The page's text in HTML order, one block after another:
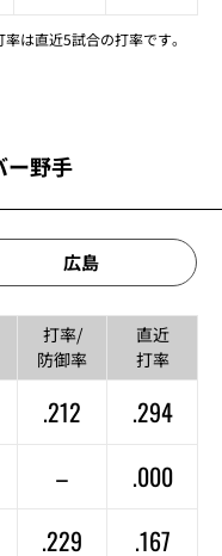
は直近5試合の打率です。
ー野手
広島
打率/
防御率
直近
打率
.212 .294
– .000
.229 .167